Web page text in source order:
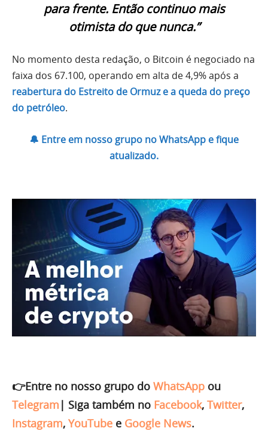
para frente. Então continuo mais
otimista do que nunca.”
No momento desta redação, o Bitcoin é negociado na
faixa dos 67.100, operando em alta de 4,9% após a
reabertura do Estreito de Ormuz e a queda do preço
do petróleo.
🔔 Entre em nosso grupo no WhatsApp e fique
atualizado.
👉Entre no nosso grupo do WhatsApp ou
Telegram | Siga também no Facebook, Twitter,
Instagram, YouTube e Google News.